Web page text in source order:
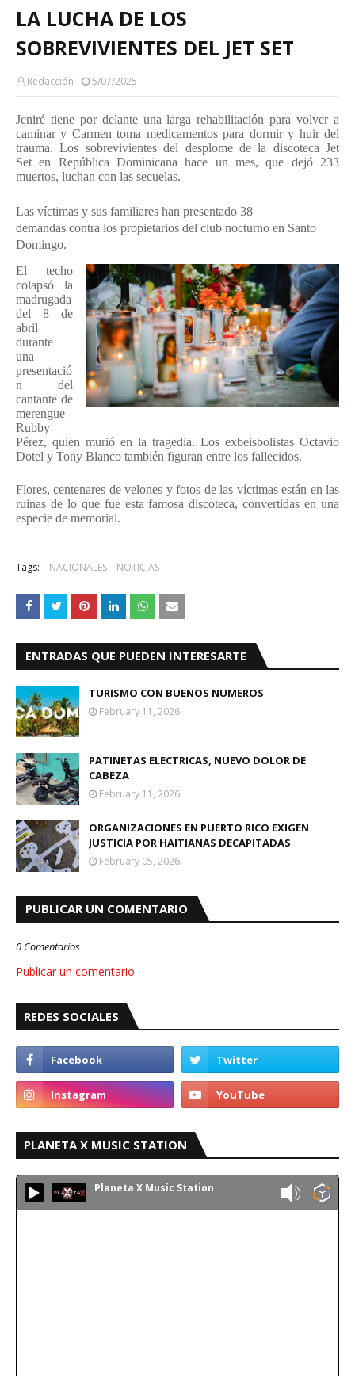
LA LUCHA DE LOS
SOBREVIVIENTES DEL JET SET
Redacción 5/07/2025
Jeniré tiene por delante una largarehabilitación para volver a
caminar y Carmen toma medicamentos para dormiry huir del
trauma. Los sobrevivientesdel desplome de la discoteca Jet
Set en República Dominicana hace un mes, que dejó 233
muertos, luchan con las secuelas.
Las víctimas y sus familiares han presentado 38
demandas contra los propietarios del club nocturno en Santo
Domingo.
El techo
colapsó la
madrugada
del 8 de
abril
durante
una
presentació
n del
cantante de
merengue
Rubby
Pérez, quien murió en la tragedia. Los exbeisbolistas Octavio
Dotel y Tony Blanco también figuran entre los fallecidos.
Flores, centenares de velones y fotos de las víctimas están en las
ruinas de lo que fue esta famosadiscoteca, convertidas en una
especie de memorial.
Tags: NACIONALES NOTICIAS
ENTRADAS QUE PUEDEN INTERESARTE
TURISMO CON BUENOS NUMEROS
February 11, 2026
PATINETAS ELECTRICAS, NUEVO DOLOR DE
CABEZA
February 11, 2026
ORGANIZACIONES EN PUERTO RICO EXIGEN
JUSTICIA POR HAITIANAS DECAPITADAS
February 05, 2026
PUBLICAR UN COMENTARIO
0 Comentarios
Publicar un comentario
REDES SOCIALES
PLANETA X MUSIC STATION
Planeta X Music Station